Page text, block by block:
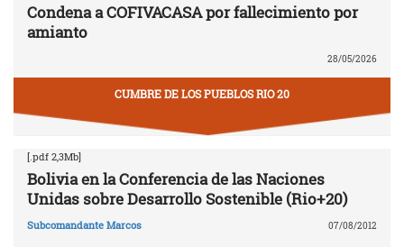
Condena a COFIVACASA por fallecimiento por
amianto
28/05/2026
CUMBRE DE LOS PUEBLOS RIO 20
[.pdf 2,3Mb]
Bolivia en la Conferencia de las Naciones
Unidas sobre Desarrollo Sostenible (Rio+20)
Subcomandante Marcos 07/08/2012